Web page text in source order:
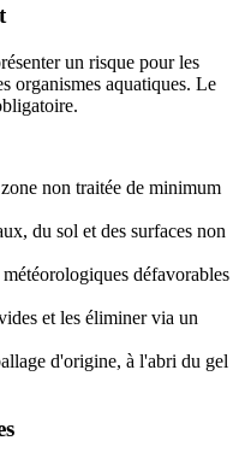
un risque pour les
organismes aquatiques. Le
non traitée de minimum
du sol et des surfaces non
défavorables
et les éliminer via un
d'origine, à l'abri du gel